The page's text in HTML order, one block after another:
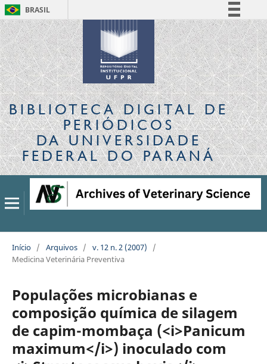
BRASIL
Simplifique!
Comunica BR
Participe
Acesso à informação
Legislação
Canais
BIBLIOTECA DIGITALDE
PERIÓDICOS
DA UNIVERSIDADE
FEDERAL DO PARANÁ
Início / Arquivos / v. 12 n. 2 (2007)
/
Medicina Veterinária Preventiva
Populações microbianas e
composição química de silagem
de capim-mombaça (<i>Panicum
maximum</i>) inoculado com